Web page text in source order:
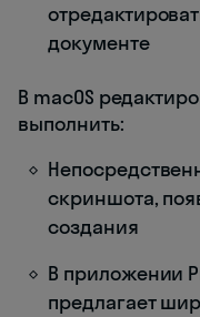
документе
В macOS
выполнить:
скриншота,
создания
В приложении
предлагает